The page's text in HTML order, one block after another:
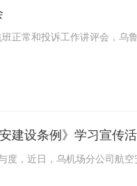
正常和投诉工作讲评会，乌
建设条例》学习宣传
度，近日，乌机场分公司航